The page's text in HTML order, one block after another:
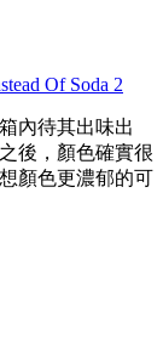
內待其出味出
後，顏色確實很
顏色更濃郁的可